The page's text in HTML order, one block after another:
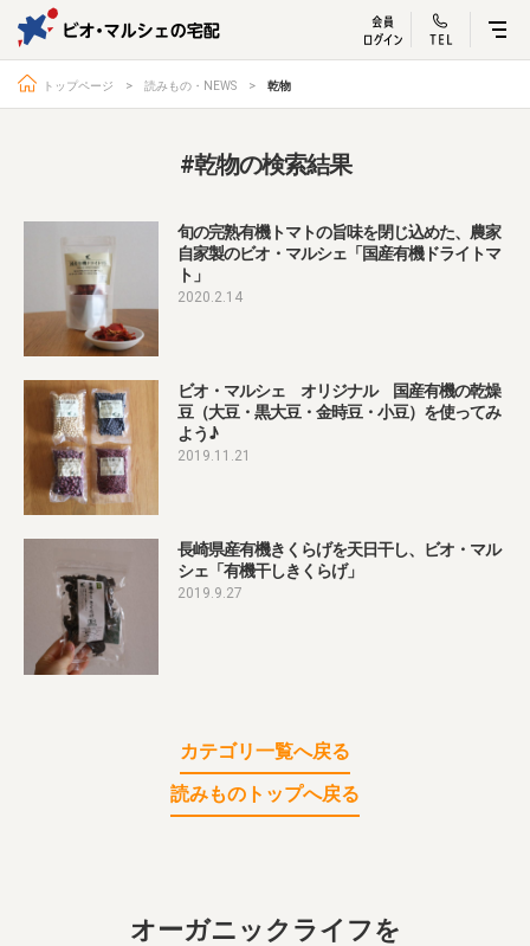
ビオ・マルシェ
宅配サービス紹介
トップページ ビオ・マルシェの想い
宅配サービスについて 読みもの・NEWS
ビオ・マルシェの商品
お届け情報 生産者・製造者
取扱店
お問い合わせ
業務用卸 SDGsへの取り組み
トップページ 読みもの・NEWS 乾物
#乾物の検索結果
旬の完熟有機トマトの旨味を閉じ込めた、農家
自家製のビオ・マルシェ「国産有機ドライトマ
ト」
2020.2.14
ビオ・マルシェ オリジナル 国産有機の乾燥
豆（大豆・黒大豆・金時豆・小豆）を使ってみ
よう♪
2019.11.21
長崎県産有機きくらげを天日干し、ビオ・マル
シェ「有機干しきくらげ」
2019.9.27
カテゴリ一覧へ戻る
読みものトップへ戻る
オーガニックライフを